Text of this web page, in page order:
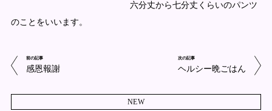
六分丈から七分丈くらいのパンツ
のことをいいます。
前の記事
感恩報謝
次の記事
ヘルシー晩ごはん
NEW